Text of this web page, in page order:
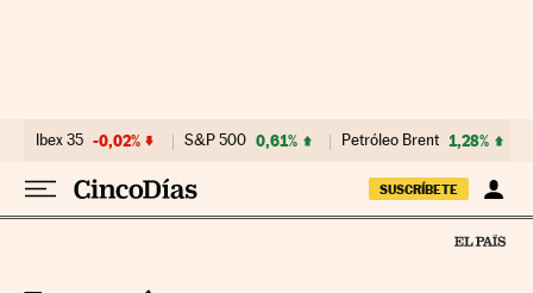
Ibex 35 -0,02% S&P 500 0,61% Petróleo Brent 1,28%
SUSCRÍBETE